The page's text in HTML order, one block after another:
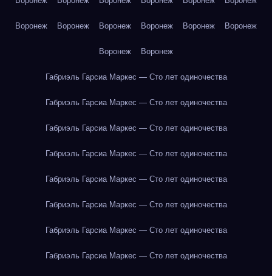
Воронеж Воронеж Воронеж Воронеж Воронеж Воронеж
Воронеж Воронеж
Габриэль Гарсиа Маркес — Сто лет одиночества
Габриэль Гарсиа Маркес — Сто лет одиночества
Габриэль Гарсиа Маркес — Сто лет одиночества
Габриэль Гарсиа Маркес — Сто лет одиночества
Габриэль Гарсиа Маркес — Сто лет одиночества
Габриэль Гарсиа Маркес — Сто лет одиночества
Габриэль Гарсиа Маркес — Сто лет одиночества
Габриэль Гарсиа Маркес — Сто лет одиночества